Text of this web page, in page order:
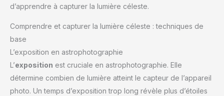
d’apprendre à capturer la lumière céleste.
Comprendre et capturer la lumière céleste : techniques de
base
L’exposition en astrophotographie
L’exposition est cruciale en astrophotographie. Elle
détermine combien de lumière atteint le capteur de l’appareil
photo. Un temps d’exposition trop long révèle plus d’étoiles